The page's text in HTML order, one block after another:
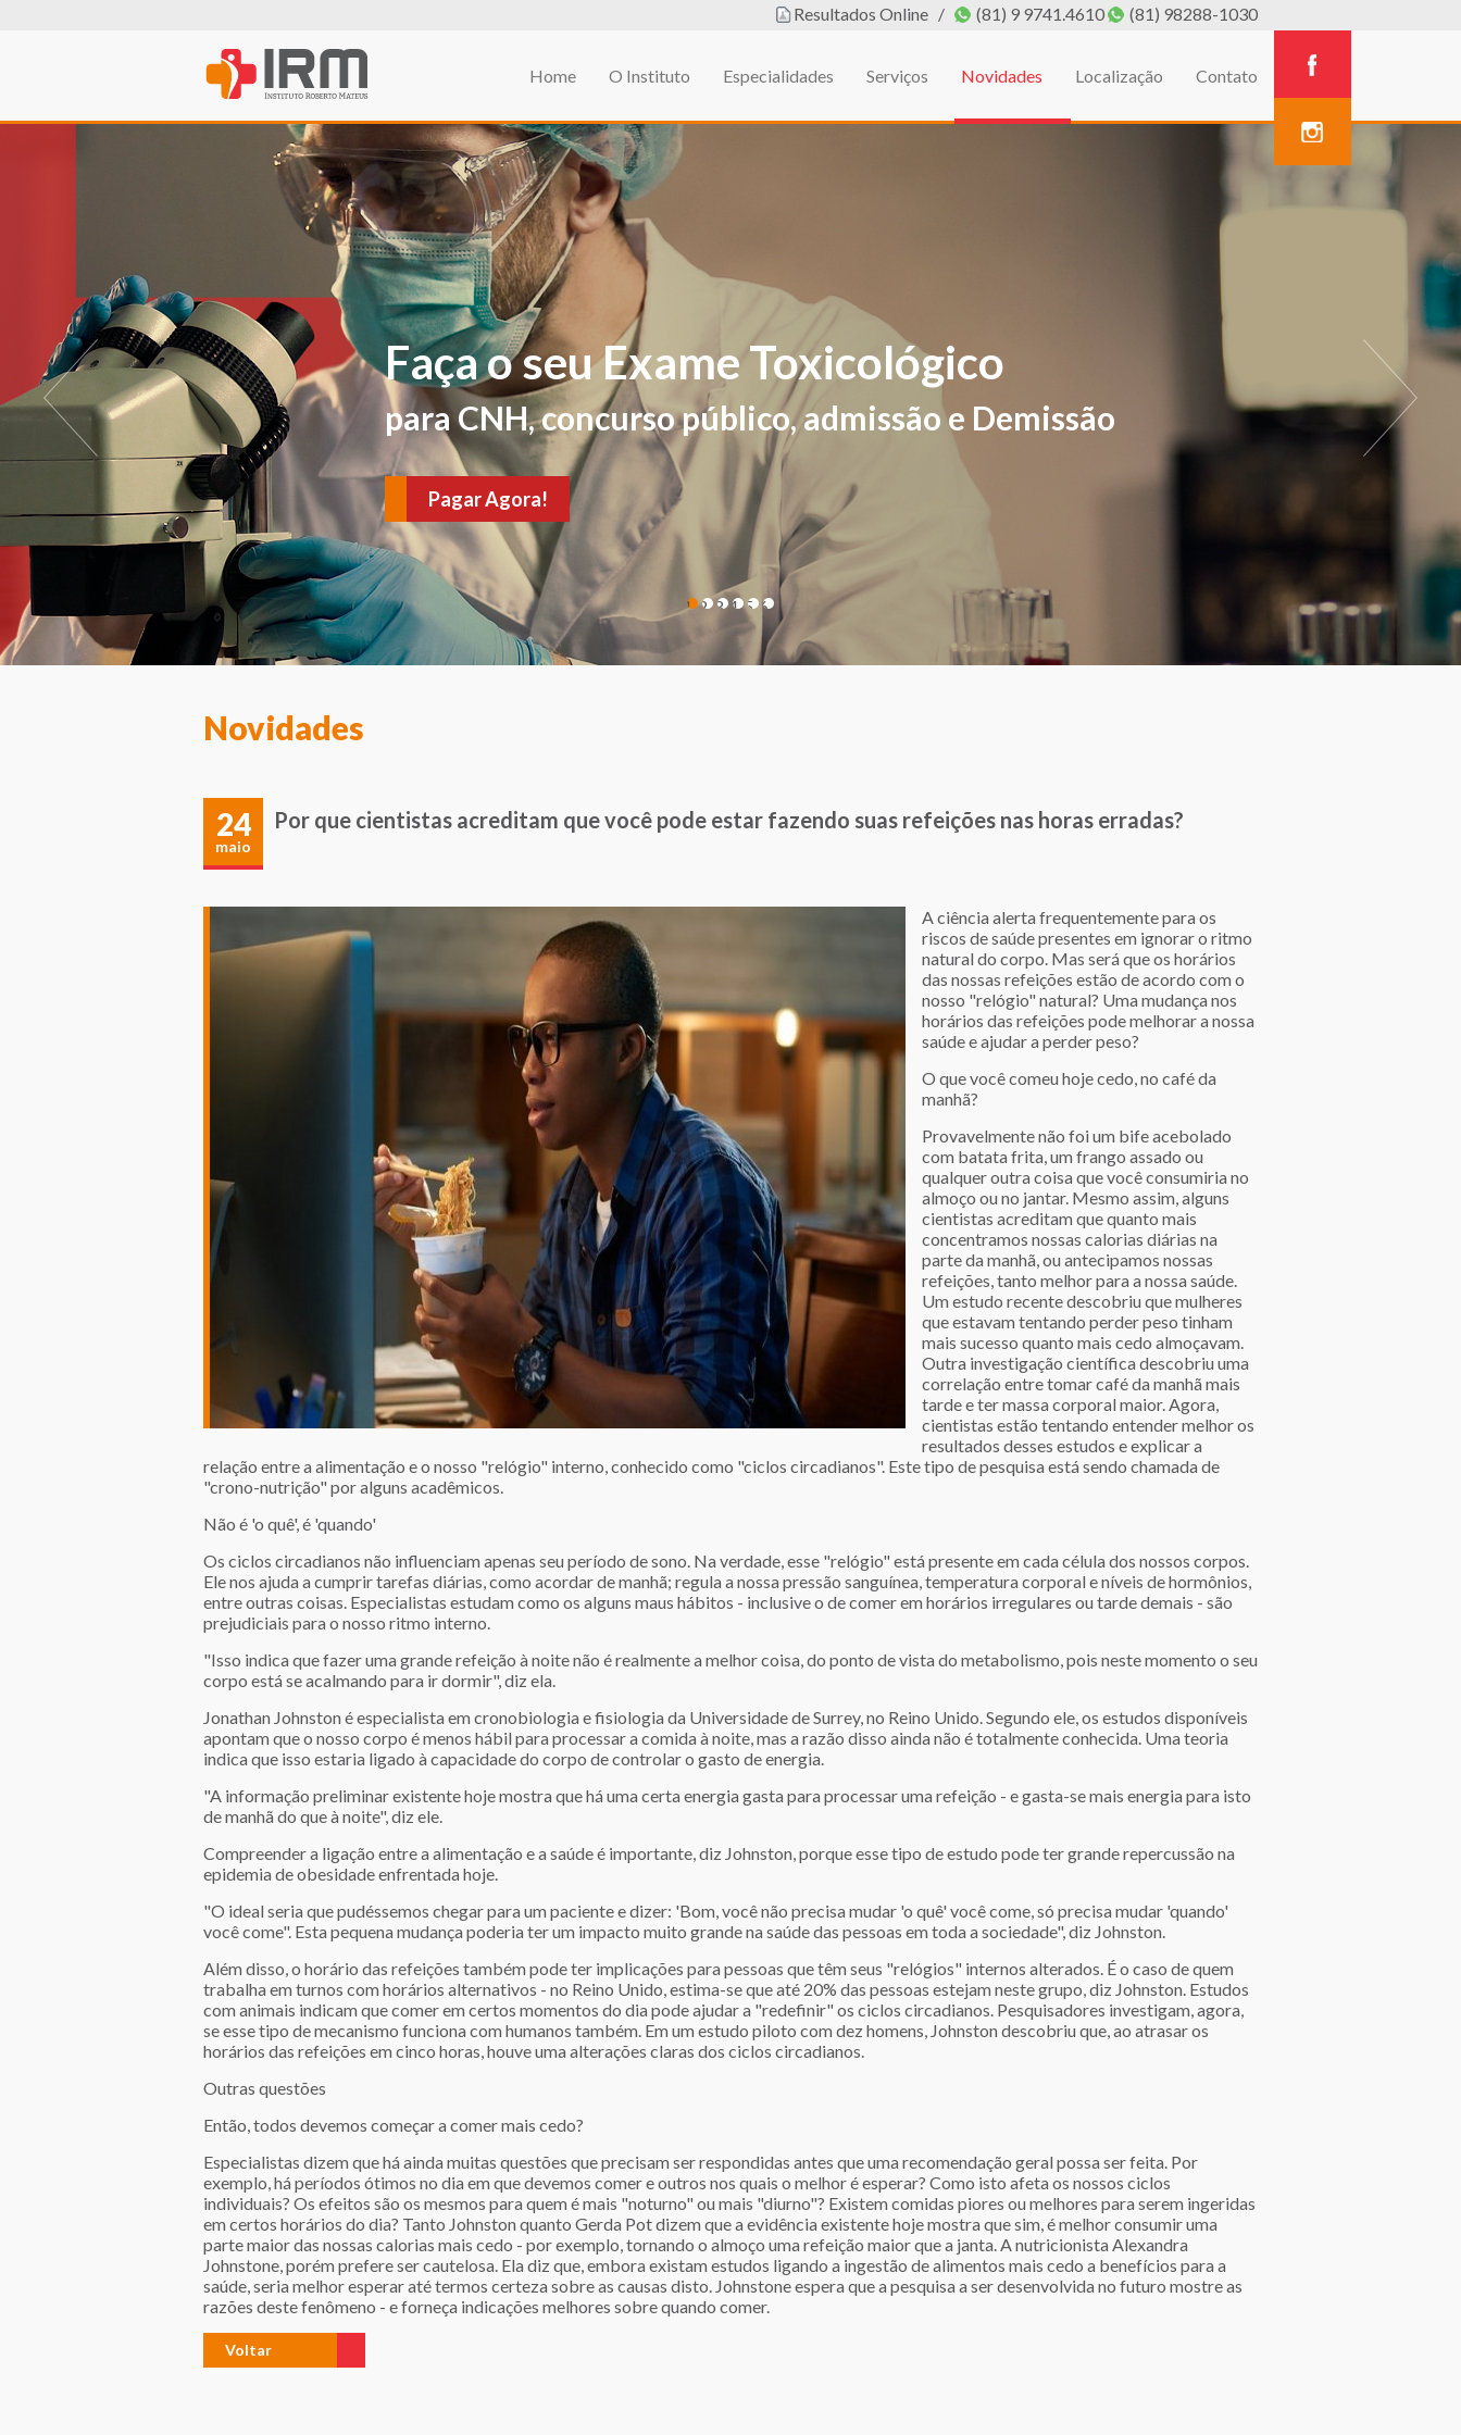
Resultados Online / (81) 9 9741.4610 (81) 98288-1030
Home O Instituto Especialidades Serviços Novidades Localização Contato
O IRM agora tem
PROFISSIONAL DE EDUCAÇÃO FÍSICA
Para avaliações e verificações de sintomas e sinais sugestivos de
várias doenças. Agende sua consulta!
1 2 3 4 5 6
Novidades
24
maio
Por que cientistas acreditam que você pode estar fazendo suas refeições nas horas erradas?
A ciência alerta frequentemente para os
riscos de saúde presentes em ignorar o ritmo
natural do corpo. Mas será que os horários
das nossas refeições estão de acordo com o
nosso "relógio" natural? Uma mudança nos
horários das refeições pode melhorar a nossa
saúde e ajudar a perder peso?
O que você comeu hoje cedo, no café da
manhã?
Provavelmente não foi um bife acebolado
com batata frita, um frango assado ou
qualquer outra coisa que você consumiria no
almoço ou no jantar. Mesmo assim, alguns
cientistas acreditam que quanto mais
concentramos nossas calorias diárias na
parte da manhã, ou antecipamos nossas
refeições, tanto melhor para a nossa saúde.
Um estudo recente descobriu que mulheres
que estavam tentando perder peso tinham
mais sucesso quanto mais cedo almoçavam.
Outra investigação científica descobriu uma
correlação entre tomar café da manhã mais
tarde e ter massa corporal maior. Agora,
cientistas estão tentando entender melhor os
resultados desses estudos e explicar a
relação entre a alimentação e o nosso "relógio" interno, conhecido como "ciclos circadianos". Este tipo de pesquisa está sendo chamada de
"crono-nutrição" por alguns acadêmicos.
Não é 'o quê', é 'quando'
Os ciclos circadianos não influenciam apenas seu período de sono. Na verdade, esse "relógio" está presente em cada célula dos nossos corpos.
Ele nos ajuda a cumprir tarefas diárias, como acordar de manhã; regula a nossa pressão sanguínea, temperatura corporal e níveis de hormônios,
entre outras coisas. Especialistas estudam como os alguns maus hábitos - inclusive o de comer em horários irregulares ou tarde demais - são
prejudiciais para o nosso ritmo interno.
"Isso indica que fazer uma grande refeição à noite não é realmente a melhor coisa, do ponto de vista do metabolismo, pois neste momento o seu
corpo está se acalmando para ir dormir", diz ela.
Jonathan Johnston é especialista em cronobiologia e fisiologia da Universidade de Surrey, no Reino Unido. Segundo ele, os estudos disponíveis
apontam que o nosso corpo é menos hábil para processar a comida à noite, mas a razão disso ainda não é totalmente conhecida. Uma teoria
indica que isso estaria ligado à capacidade do corpo de controlar o gasto de energia.
"A informação preliminar existente hoje mostra que há uma certa energia gasta para processar uma refeição - e gasta-se mais energia para isto
de manhã do que à noite", diz ele.
Compreender a ligação entre a alimentação e a saúde é importante, diz Johnston, porque esse tipo de estudo pode ter grande repercussão na
epidemia de obesidade enfrentada hoje.
"O ideal seria que pudéssemos chegar para um paciente e dizer: 'Bom, você não precisa mudar 'o quê' você come, só precisa mudar 'quando'
você come". Esta pequena mudança poderia ter um impacto muito grande na saúde das pessoas em toda a sociedade", diz Johnston.
Além disso, o horário das refeições também pode ter implicações para pessoas que têm seus "relógios" internos alterados. É o caso de quem
trabalha em turnos com horários alternativos - no Reino Unido, estima-se que até 20% das pessoas estejam neste grupo, diz Johnston. Estudos
com animais indicam que comer em certos momentos do dia pode ajudar a "redefinir" os ciclos circadianos. Pesquisadores investigam, agora,
se esse tipo de mecanismo funciona com humanos também. Em um estudo piloto com dez homens, Johnston descobriu que, ao atrasar os
horários das refeições em cinco horas, houve uma alterações claras dos ciclos circadianos.
Outras questões
Então, todos devemos começar a comer mais cedo?
Especialistas dizem que há ainda muitas questões que precisam ser respondidas antes que uma recomendação geral possa ser feita. Por
exemplo, há períodos ótimos no dia em que devemos comer e outros nos quais o melhor é esperar? Como isto afeta os nossos ciclos
individuais? Os efeitos são os mesmos para quem é mais "noturno" ou mais "diurno"? Existem comidas piores ou melhores para serem ingeridas
em certos horários do dia? Tanto Johnston quanto Gerda Pot dizem que a evidência existente hoje mostra que sim, é melhor consumir uma
parte maior das nossas calorias mais cedo - por exemplo, tornando o almoço uma refeição maior que a janta. A nutricionista Alexandra
Johnstone, porém prefere ser cautelosa. Ela diz que, embora existam estudos ligando a ingestão de alimentos mais cedo a benefícios para a
saúde, seria melhor esperar até termos certeza sobre as causas disto. Johnstone espera que a pesquisa a ser desenvolvida no futuro mostre as
razões deste fenômeno - e forneça indicações melhores sobre quando comer.
Voltar